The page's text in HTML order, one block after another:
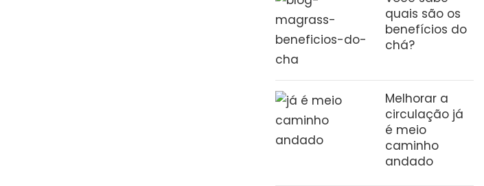
quais são os
benefícios do
chá?
Melhorar a
circulação já
é meio
caminho
andado